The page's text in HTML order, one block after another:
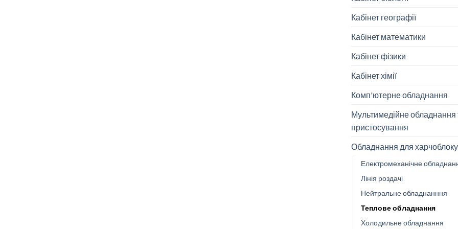
Кабінет географії
Кабінет математики
Кабінет фізики
Кабінет хімії
Комп'ютерне обладнання
Мультимедійне обладнання
пристосування
Обладнання для харчоблоку
Електромеханічне
Лінія роздачі
Нейтральне обладнанння
Теплове обладнання
Холодильне обладнання